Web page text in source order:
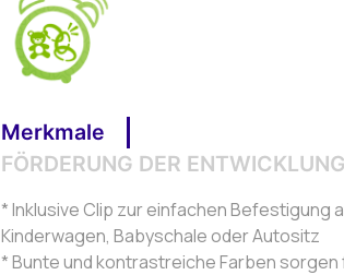
Merkmale
FÖRDERUNG DER ENTWICKLUNG
* Inklusive Clip zur einfachen Befestigung
Kinderwagen, Babyschale oder Autositz
* Bunte und kontrastreiche Farben sorgen